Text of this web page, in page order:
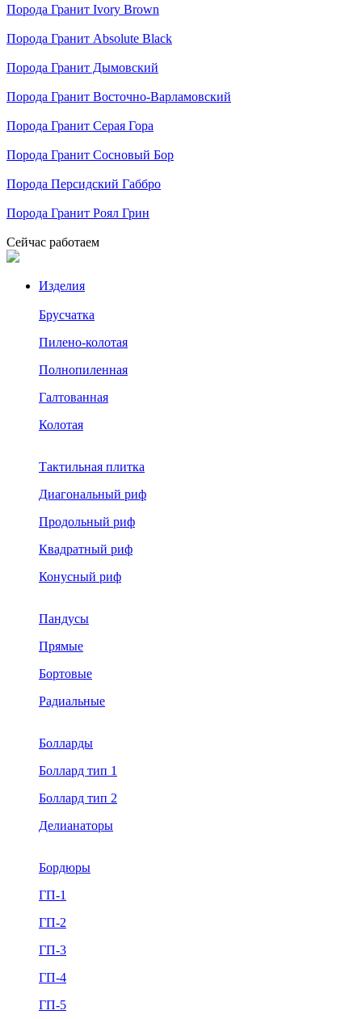
Порода Гранит Ivory Brown
Порода Гранит Absolute Black
Порода Гранит Дымовский
Порода Гранит Восточно-Варламовский
Порода Гранит Серая Гора
Порода Гранит Сосновый Бор
Порода Персидский Габбро
Порода Гранит Роял Грин
Сейчас работаем
Изделия
Брусчатка
Пилено-колотая
Полнопиленная
Галтованная
Колотая
Тактильная плитка
Диагональный риф
Продольный риф
Квадратный риф
Конусный риф
Пандусы
Прямые
Бортовые
Радиальные
Болларды
Боллард тип 1
Боллард тип 2
Делианаторы
Бордюры
ГП-1
ГП-2
ГП-3
ГП-4
ГП-5